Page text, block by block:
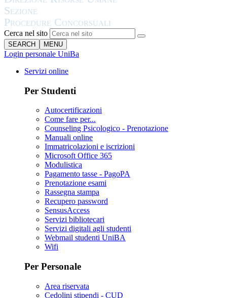
Cerca nel sito
SEARCH MENU
Login personale UniBa
Servizi online
Per Studenti
Autocertificazioni
Come fare per...
Counseling Psicologico - Prenotazione
Manuali online
Immatricolazioni e iscrizioni
Microsoft Office 365
Modulistica
Pagamento tasse - PagoPA
Prenotazione esami
Rassegna stampa
Recupero password
SensusAccess
Servizi bibliotecari
Servizi digitali agli studenti
Webmail studenti UniBA
Wifi
Per Personale
Area riservata
Cedolini stipendi - CUD